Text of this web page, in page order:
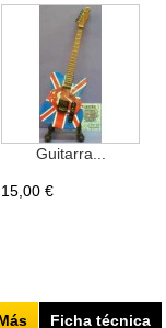
Guitarra...
15,00 €
Ficha técnica